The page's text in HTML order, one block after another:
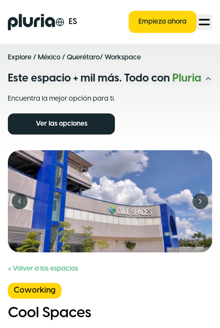
Logo Pluria ES Empieza ahora
Explore / México / Querétaro/ Workspace
Este espacio + mil más. Todo con Pluria
Encuentra la mejor opción para ti.
Ver las opciones
Previous slide Next
< Volver a los espacios
Coworking
Cool Spaces